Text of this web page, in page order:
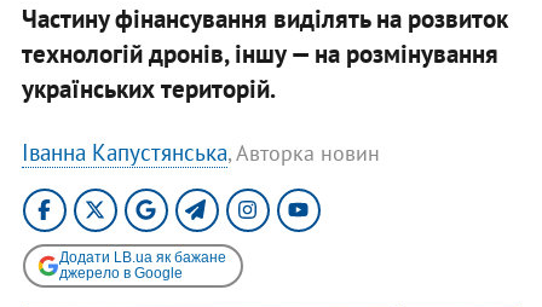
Частину фінансування виділять на розвиток
технологій дронів, іншу — на розмінування
українських територій.
Іванна Капустянська, Авторка новин
Додати LB.ua як бажане
джерело в Google